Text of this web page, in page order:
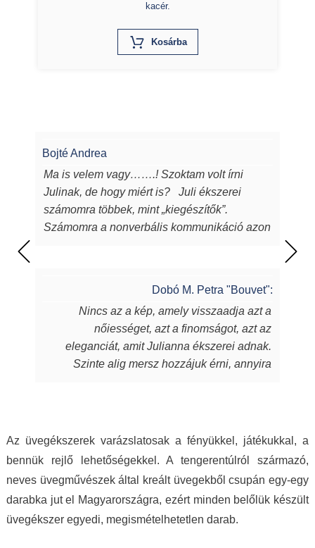
kacér.
KosárbaX
Bojté Andrea
Ma is velem vagy…….! Szoktam volt írni
Julinak, de hogy miért is? Juli ékszerei
számomra többek, mint „kiegészítők”.
Számomra a nonverbális kommunikáció azon
egyediek, csodaszépek, igényesek,
sugározzák az alkotójuk által belevitt
energiát, szeretetet, amit készítőjük alkotás
során beletett. Szeretem a kincseit, viselem
nap mint nap, melyek során magabiztosabb,
stílust adnak viselőjüknek. Ha a „waooo
érzést” az itt olvasó ismeri…akkor tudja miről
is beszélek. Mindenkinek ilyet kívánok, neked
Dobó M. Petra "Bouvet":
Nincs az a kép, amely visszaadja azt a
nőiességet, azt a finomságot, azt az
eleganciát, amit Julianna ékszerei adnak.
Szinte alig mersz hozzájuk érni, annyira
hordasz épp, akár hétköznapi laza stílust,
nagyon elegánsat, az ékszertől te leszel a
királylány. Varázslat ám, ebben egészen
biztos vagyok.
Az üvegékszerek varázslatosak a fényükkel, játékukkal, a
bennük rejlő lehetőségekkel. A tengerentúlról származó,
neves üvegművészek által kreált üvegekből csupán egy-egy
darabka jut el Magyarországra, ezért minden belőlük készült
üvegékszer egyedi, megismételhetetlen darab.